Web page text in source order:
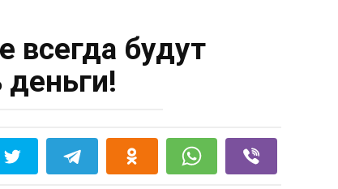
всегда будут
деньги!